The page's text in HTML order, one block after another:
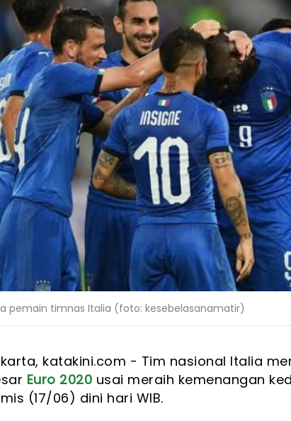
pemain timnas Italia (foto: kesebelasanamatir)
katakini.com - Tim nasional Italia
Euro 2020 usai meraih kemenangan
(17/06) dini hari WIB.